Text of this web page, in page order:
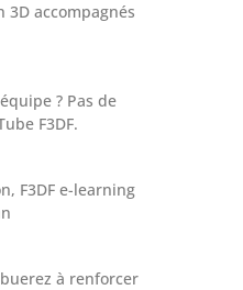
accompagnés
? Pas de
F3DF.
F3DF e-learning
à renforcer